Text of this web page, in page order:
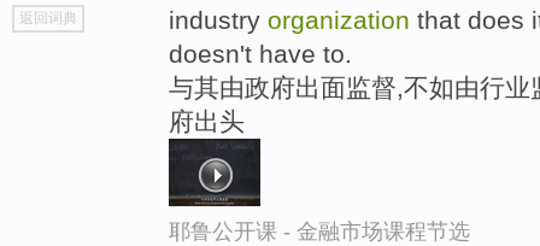
top
返回词典
industry organization that does
doesn't have to.
与其由政府出面监督,不如由行
府出头
耶鲁公开课 - 金融市场课程节选